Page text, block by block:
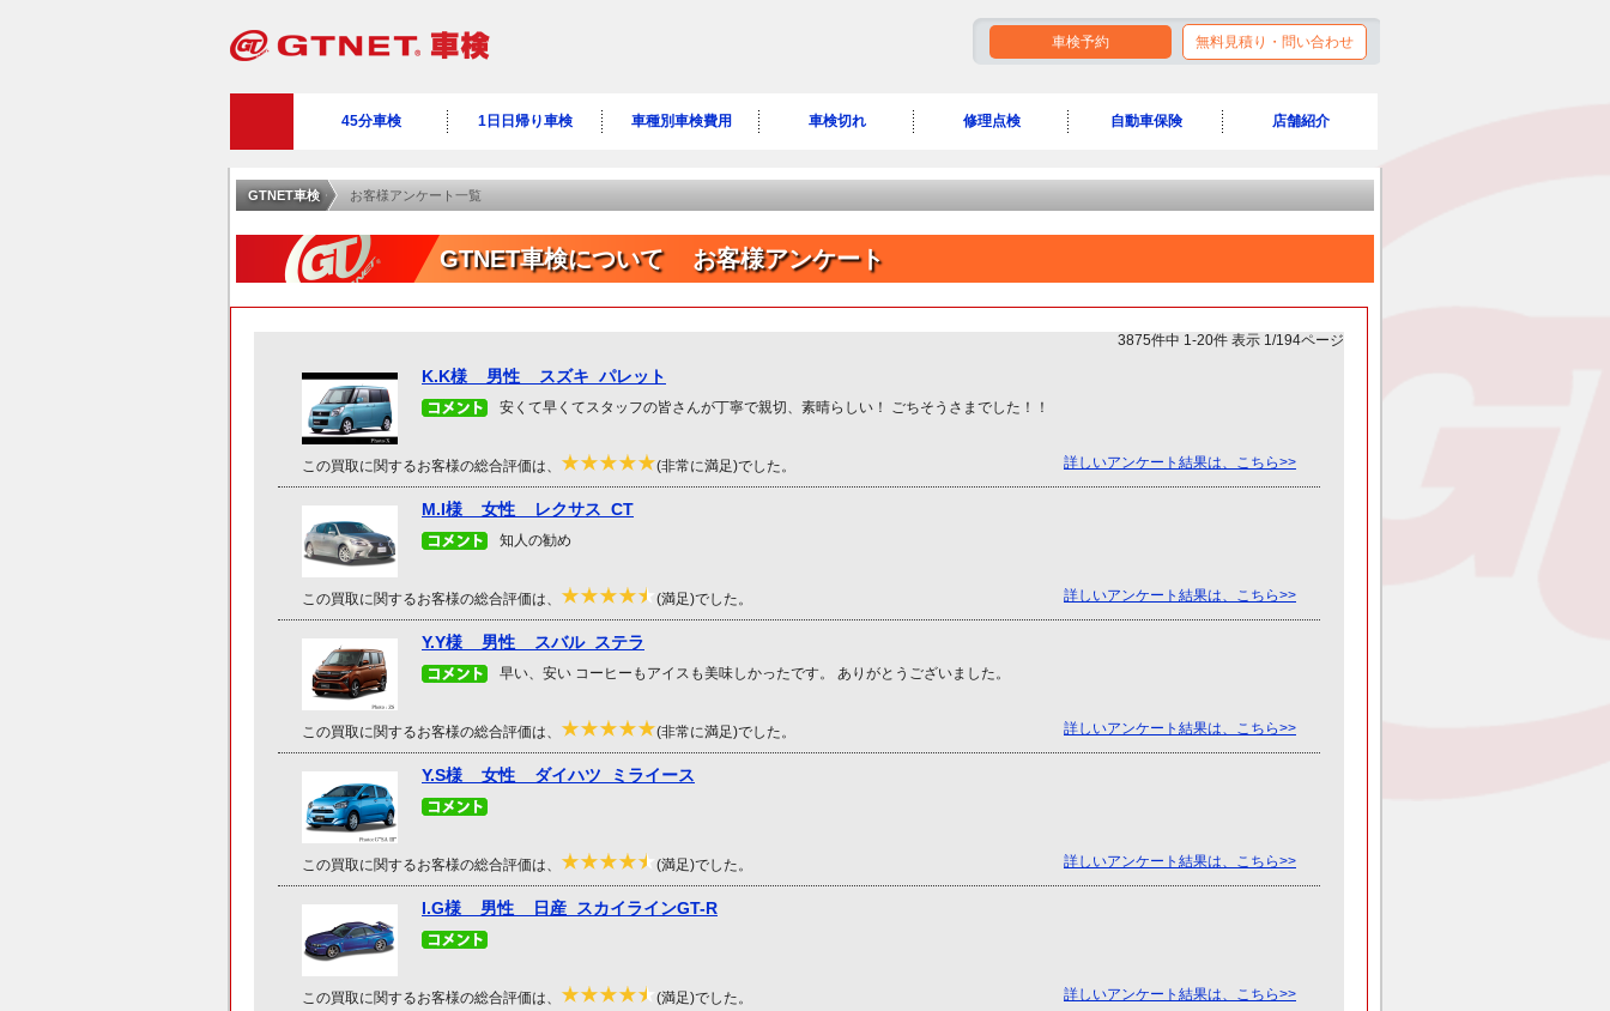
車検予約 無料見積り・問い合わせ
45分車検 1日日帰り車検 車種別車検費用 車検切れ 修理点検 自動車保険 店舗紹介
GTNET車検 お客様アンケート一覧
GTNET車検について お客様アンケート
3875件中 1-20件 表示 1/194ページ
K.K様 男性 スズキ パレット
安くて早くてスタッフの皆さんが丁寧で親切、素晴らしい！ ごちそうさまでした！！
この買取に関するお客様の総合評価は、 (非常に満足)でした。 詳しいアンケート結果は、こちら>>
M.I様 女性 レクサス CT
知人の勧め
この買取に関するお客様の総合評価は、 (満足)でした。 詳しいアンケート結果は、こちら>>
Y.Y様 男性 スバル ステラ
早い、安い コーヒーもアイスも美味しかったです。 ありがとうございました。
この買取に関するお客様の総合評価は、 (非常に満足)でした。 詳しいアンケート結果は、こちら>>
Y.S様 女性 ダイハツ ミライース
この買取に関するお客様の総合評価は、 (満足)でした。 詳しいアンケート結果は、こちら>>
I.G様 男性 日産 スカイラインGT-R
この買取に関するお客様の総合評価は、 (満足)でした。 詳しいアンケート結果は、こちら>>